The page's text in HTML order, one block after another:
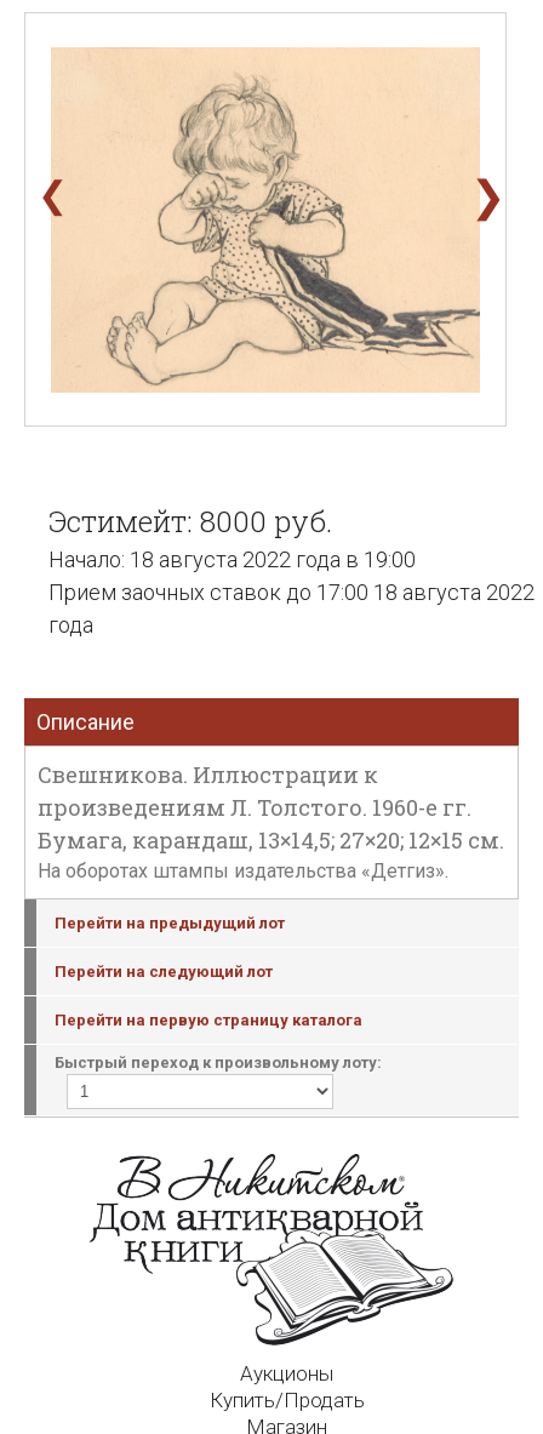
❮ ❯
Эстимейт: 8000 руб.
Начало: 18 августа 2022 года в 19:00
Прием заочных ставок до 17:00 18 августа 2022
года
Описание
Свешникова. Иллюстрации к
произведениям Л. Толстого. 1960-е гг.
Бумага, карандаш, 13×14,5; 27×20; 12×15 см.
На оборотах штампы издательства «Детгиз».
Перейти на предыдущий лот
Перейти на следующий лот
Перейти на первую страницу каталога
Быстрый переход к произвольному лоту:
Аукционы
Купить/Продать
Магазин